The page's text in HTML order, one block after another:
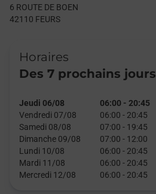
6 ROUTE DE BOEN
42110 FEURS
Horaires
Des 7 prochains jours
Jeudi 06/08 06:00 - 20:45
Vendredi 07/08
06:00 - 20:45
Samedi 08/08
07:00 - 19:45
Dimanche 09/08
07:00 - 12:00
Lundi 10/08
06:00 - 20:45
Mardi 11/08
06:00 - 20:45
Mercredi 12/08
06:00 - 20:45